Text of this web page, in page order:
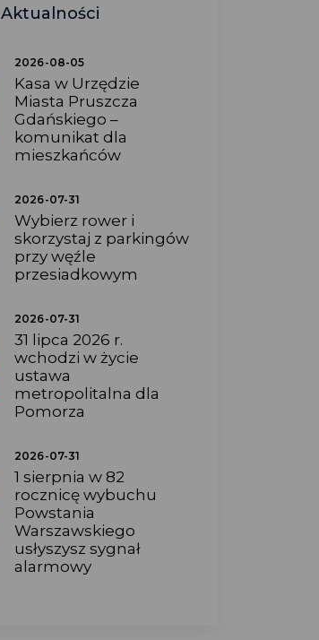
Aktualności
2026-08-05
Kasa w Urzędzie
Miasta Pruszcza
Gdańskiego –
komunikat dla
mieszkańców
2026-07-31
Wybierz rower i
skorzystaj z parkingów
przy węźle
przesiadkowym
2026-07-31
31 lipca 2026 r.
wchodzi w życie
ustawa
metropolitalna dla
Pomorza
2026-07-31
1 sierpnia w 82
rocznicę wybuchu
Powstania
Warszawskiego
usłyszysz sygnał
alarmowy